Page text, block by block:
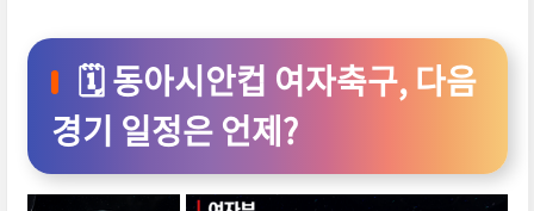
🗓️ 동아시안컵 여자축구, 다음
경기 일정은 언제?